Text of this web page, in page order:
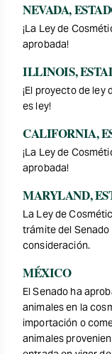
NEVADA,
¡La Ley de
aprobada!
ILLINOIS,
¡El proyecto de ley
es ley!
CALIFORNIA,
¡La Ley de
aprobada!
MARYLAND,
La Ley de
trámite del Senado
consideración.
MÉXICO
El Senado ha
animales en la
importación o
animales